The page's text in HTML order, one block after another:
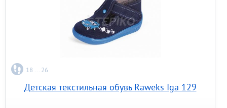
18 ... 26
Детская текстильная обувь Raweks Iga 129